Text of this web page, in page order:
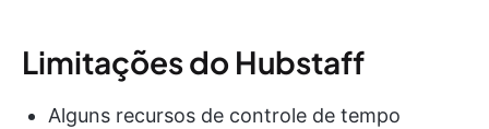
Limitações do Hubstaff
Alguns recursos de controle de tempo